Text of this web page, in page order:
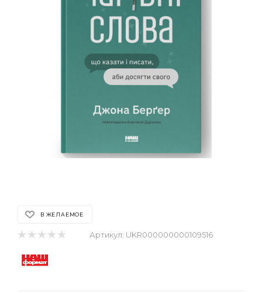
В ЖЕЛАЕМОЕ
Артикул: UKR000000000109516